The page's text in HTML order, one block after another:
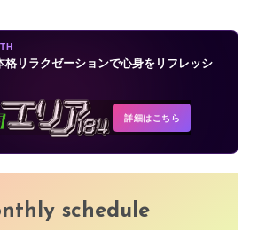
格リラクゼーションで心身をリフレッシ
詳細はこちら
schedule